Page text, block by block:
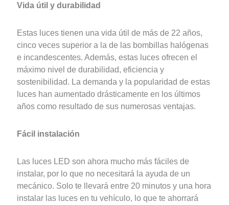
Vida útil y durabilidad
Estas luces tienen una vida útil de más de 22 años,
cinco veces superior a la de las bombillas halógenas
e incandescentes. Además, estas luces ofrecen el
máximo nivel de durabilidad, eficiencia y
sostenibilidad. La demanda y la popularidad de estas
luces han aumentado drásticamente en los últimos
años como resultado de sus numerosas ventajas.
Fácil instalación
Las luces LED son ahora mucho más fáciles de
instalar, por lo que no necesitará la ayuda de un
mecánico. Solo te llevará entre 20 minutos y una hora
instalar las luces en tu vehículo, lo que te ahorrará